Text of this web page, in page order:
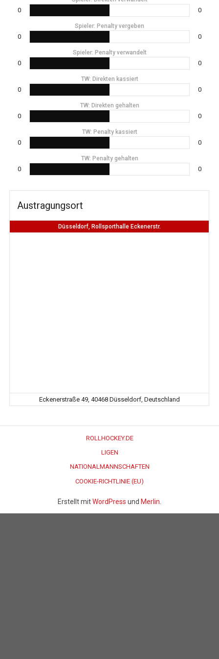
0 0
Spieler: Penalty vergeben
0 0
Spieler: Penalty verwandelt
0 0
TW: Direkten kassiert
0 0
TW: Direkten gehalten
0 0
TW: Penalty kassiert
0 0
TW: Penalty gehalten
0 0
Austragungsort
Düsseldorf, Rollsporthalle Eckenerstr.
Eckenerstraße 49, 40468 Düsseldorf, Deutschland
ROLLHOCKEY.DE
LIGEN
NATIONALMANNSCHAFTEN
COOKIE-RICHTLINIE (EU)
Erstellt mitWordPress und Merlin